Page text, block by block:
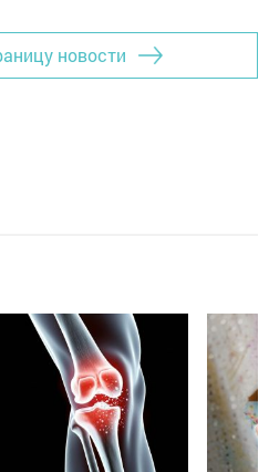
новости